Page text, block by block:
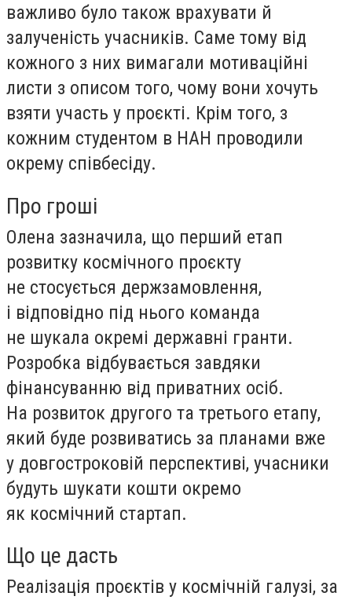
важливо було також врахувати й
залученість учасників. Саме тому від
кожного з них вимагали мотиваційні
листи з описом того, чому вони хочуть
взяти участь у проєкті. Крім того, з
кожним студентом в НАН проводили
окрему співбесіду.
Про гроші
Олена зазначила, що перший етап
розвитку космічного проєкту
не стосується держзамовлення,
і відповідно під нього команда
не шукала окремі державні гранти.
Розробка відбувається завдяки
фінансуванню від приватних осіб.
На розвиток другого та третього етапу,
який буде розвиватись за планами вже
у довгостроковій перспективі, учасники
будуть шукати кошти окремо
як космічний стартап.
Що це дасть
Реалізація проєктів у космічній галузі, за